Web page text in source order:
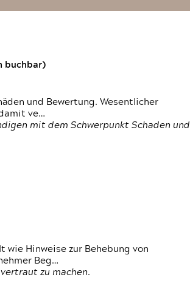
buchbar)
und Bewertung. Wesentlicher
ve…
mit dem Schwerpunkt Schaden und
Hinweise zur Behebung von
Beg…
zu machen.